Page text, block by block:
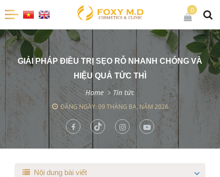
0
GIẢI PHÁP ĐIỀU TRỊ SẸO RỖ NHANH CHÓNG VÀ
HIỆU QUẢ TỨC THÌ
Home Tin tức
ĐĂNG NGÀY: 09 THÁNG BA, NĂM 2026
Nội dung bài viết